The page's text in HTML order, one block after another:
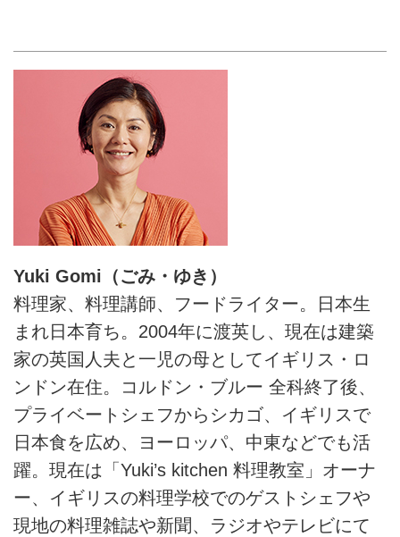
Yuki Gomi（ごみ・ゆき）
料理家、料理講師、フードライター。日本生
まれ日本育ち。2004年に渡英し、現在は建築
家の英国人夫と一児の母としてイギリス・ロ
ンドン在住。コルドン・ブルー 全科終了後、
プライベートシェフからシカゴ、イギリスで
日本食を広め、ヨーロッパ、中東などでも活
躍。現在は「Yuki’s kitchen 料理教室」オーナ
ー、イギリスの料理学校でのゲストシェフや
現地の料理雑誌や新聞、ラジオやテレビにて